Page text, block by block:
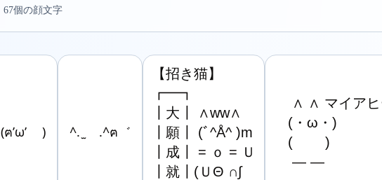
67個の顔文字
(ฅ’ω’ ) ^. ̫ .^ฅ゛
【招き猫】
┏━┓
┃大┃ ∧ww∧
┃願┃ (ﾞ^Å^ )m
┃成┃ = ｏ = Ｕ
┃就┃(ＵΘ ∩∫
∧ ∧ マイアヒ
(・ω・)
(　　 )
― ―